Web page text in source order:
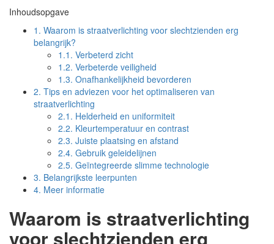
Inhoudsopgave
1. Waarom is straatverlichting voor slechtzienden erg
belangrijk?
1.1. Verbeterd zicht
1.2. Verbeterde veiligheid
1.3. Onafhankelijkheid bevorderen
2. Tips en adviezen voor het optimaliseren van
straatverlichting
2.1. Helderheid en uniformiteit
2.2. Kleurtemperatuur en contrast
2.3. Juiste plaatsing en afstand
2.4. Gebruik geleidelijnen
2.5. Geïntegreerde slimme technologie
3. Belangrijkste leerpunten
4. Meer informatie
Waarom is straatverlichting
voor slechtzienden erg